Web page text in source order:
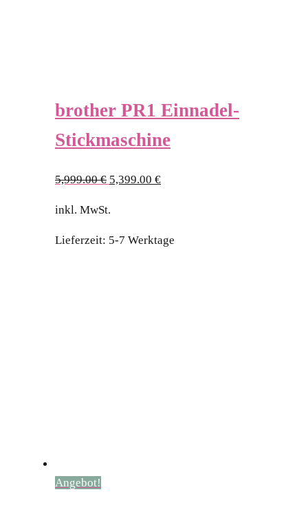
brother PR1 Einnadel-
Stickmaschine
5,999.00€ Ursprünglicher
war:
5,999.00 €
5,399.00 €Aktueller
5,399.00 €.
inkl. MwSt.
Lieferzeit: 5-7 Werktage
Angebot!